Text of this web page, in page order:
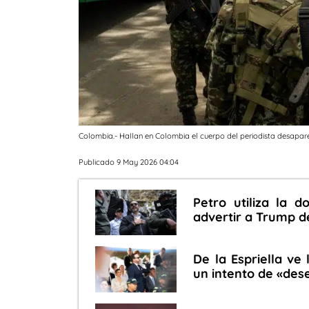
Colombia.- Hallan en Colombia el cuerpo del periodista
Publicado 9 May 2026 04:04
Petro utiliza la
advertir a Trump
De la Espriella ve
un intento de